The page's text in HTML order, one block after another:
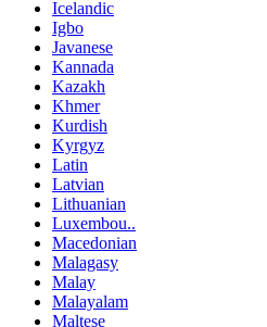
Icelandic
Igbo
Javanese
Kannada
Kazakh
Khmer
Kurdish
Kyrgyz
Latin
Latvian
Lithuanian
Luxembou..
Macedonian
Malagasy
Malay
Malayalam
Maltese